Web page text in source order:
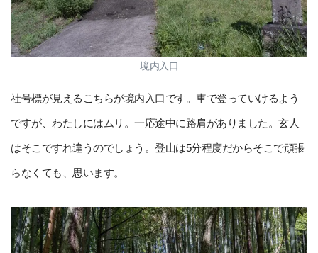
境内入口
社号標が見えるこちらが境内入口です。車で登っていけるよう
ですが、わたしにはムリ。一応途中に路肩がありました。玄人
はそこですれ違うのでしょう。登山は5分程度だからそこで頑張
らなくても、思います。